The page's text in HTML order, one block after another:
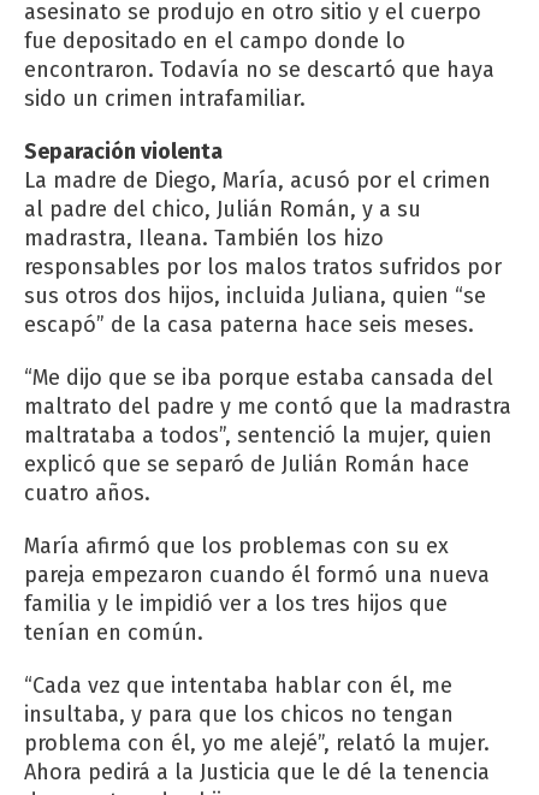
asesinato se produjo en otro sitio y el cuerpo
fue depositado en el campo donde lo
encontraron. Todavía no se descartó que haya
sido un crimen intrafamiliar.
Separación violenta
La madre de Diego, María, acusó por el crimen
al padre del chico, Julián Román, y a su
madrastra, Ileana. También los hizo
responsables por los malos tratos sufridos por
sus otros dos hijos, incluida Juliana, quien “se
escapó” de la casa paterna hace seis meses.
“Me dijo que se iba porque estaba cansada del
maltrato del padre y me contó que la madrastra
maltrataba a todos”, sentenció la mujer, quien
explicó que se separó de Julián Román hace
cuatro años.
María afirmó que los problemas con su ex
pareja empezaron cuando él formó una nueva
familia y le impidió ver a los tres hijos que
tenían en común.
“Cada vez que intentaba hablar con él, me
insultaba, y para que los chicos no tengan
problema con él, yo me alejé”, relató la mujer.
Ahora pedirá a la Justicia que le dé la tenencia